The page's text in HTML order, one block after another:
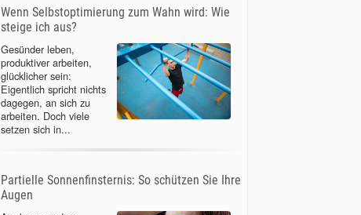
Wenn Selbstoptimierung zum Wahn wird: Wie
steige ich aus?
Gesünder leben,
produktiver arbeiten,
glücklicher sein:
Eigentlich spricht nichts
dagegen, an sich zu
arbeiten. Doch viele
setzen sich in...
Partielle Sonnenfinsternis: So schützen Sie Ihre
Augen